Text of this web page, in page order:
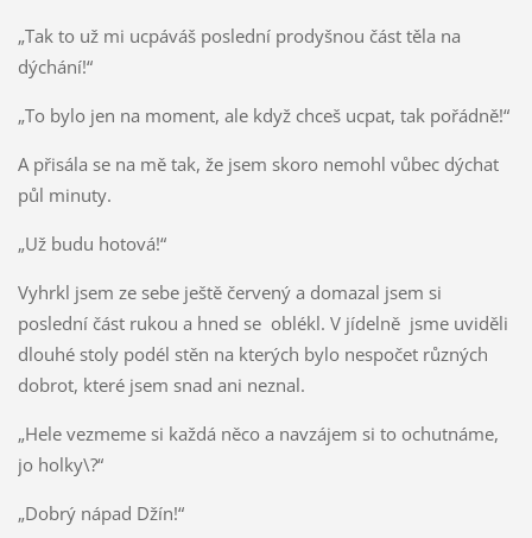
„Tak to už mi ucpáváš poslední prodyšnou část těla na
dýchání!“
„To bylo jen na moment, ale když chceš ucpat, tak pořádně!“
A přisála se na mě tak, že jsem skoro nemohl vůbec dýchat
půl minuty.
„Už budu hotová!“
Vyhrkl jsem ze sebe ještě červený a domazal jsem si
poslední část rukou a hned se oblékl. V jídelně jsme uviděli
dlouhé stoly podél stěn na kterých bylo nespočet různých
dobrot, které jsem snad ani neznal.
„Hele vezmeme si každá něco a navzájem si to ochutnáme,
jo holky\?“
„Dobrý nápad Džín!“